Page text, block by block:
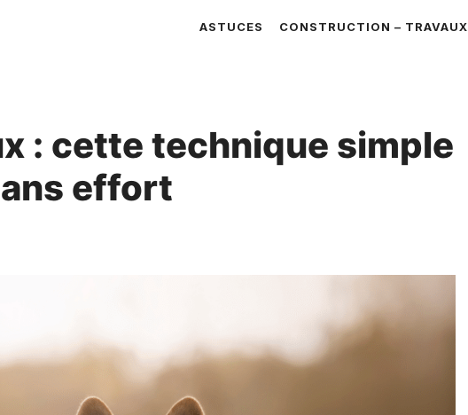
ASTUCES CONSTRUCTION – TRAVAUX
: cette technique simple
effort